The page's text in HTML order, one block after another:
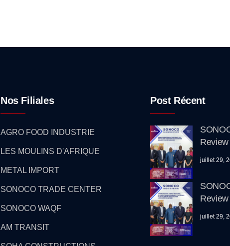
Nos Filiales
AGRO FOOD INDUSTRIE
LES MOULINS D'AFRIQUE
METAL IMPORT
SONOCO TRADE CENTER
SONOCO WAQF
AM TRANSIT
Post Récent
juillet 29,
juillet 29,